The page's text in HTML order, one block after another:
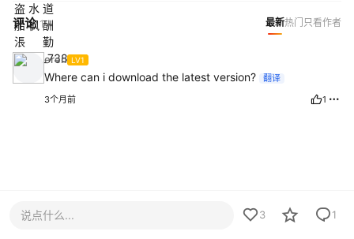
评论1 最新热门 只看作者
eren LV1
Where can i download the latest version?
翻译
3个月前
1
说点什么... 3 1